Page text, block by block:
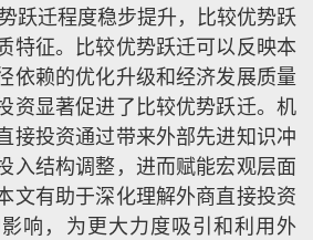
跃迁程度稳步提升，比较优势跃
特征。比较优势跃迁可以反映本
依赖的优化升级和经济发展质量
资显著促进了比较优势跃迁。机
接投资通过带来外部先进知识冲
入结构调整，进而赋能宏观层面
文有助于深化理解外商直接投资
响，为更大力度吸引和利用外